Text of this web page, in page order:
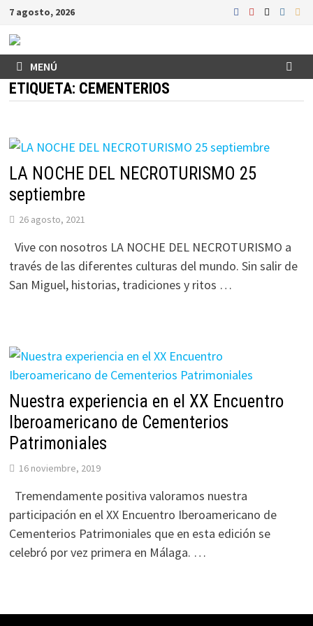
Saltar
contenido
7 agosto, 2026
MENÚ
ETIQUETA: CEMENTERIOS
LA NOCHE DEL NECROTURISMO 25
septiembre
26 agosto, 2021
Vive con nosotros LA NOCHE DEL NECROTURISMO a
través de las diferentes culturas del mundo. Sin salir de
San Miguel, historias, tradiciones y ritos …
Nuestra experiencia en el XX Encuentro
Iberoamericano de Cementerios
Patrimoniales
16 noviembre, 2019
Tremendamente positiva valoramos nuestra
participación en el XX Encuentro Iberoamericano de
Cementerios Patrimoniales que en esta edición se
celebró por vez primera en Málaga. …